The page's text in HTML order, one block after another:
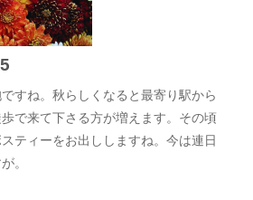
すね。秋らしくなると最寄り駅から
で来て下さる方が増えます。その頃
ティーをお出ししますね。今は連日
。